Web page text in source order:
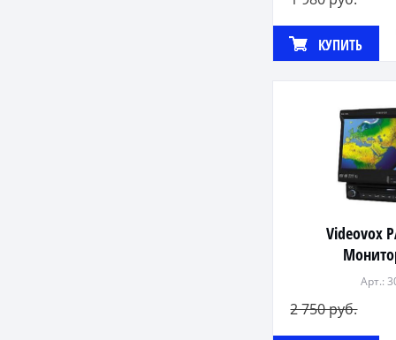
КУПИТЬ
Videovox
Арт.:
2 750 руб.